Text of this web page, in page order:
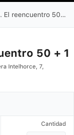
reencuentro 50 + 1
50 + 1
Intelhorce, 7,
Cantidad